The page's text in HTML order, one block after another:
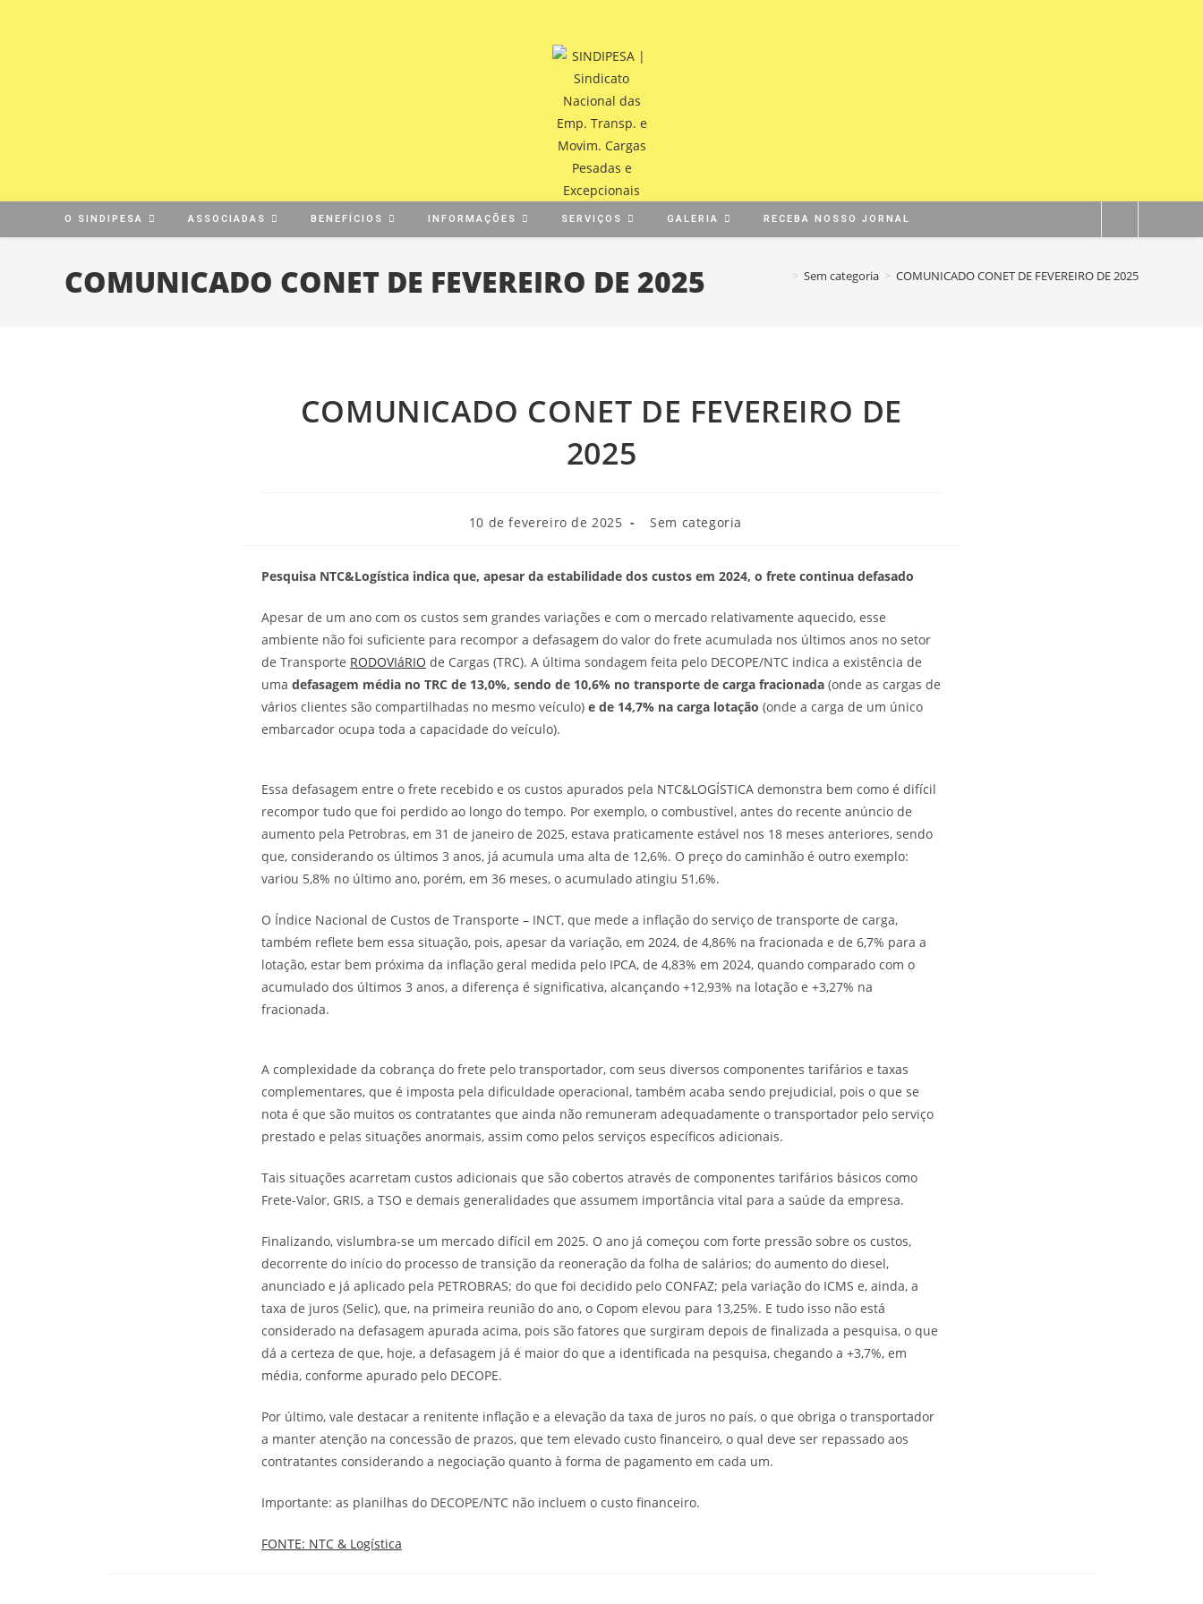
O SINDIPESA ASSOCIADAS BENEFÍCIOS INFORMAÇÕES SERVIÇOS GALERIA RECEBA NOSSO JORNAL
COMUNICADO CONET DE FEVEREIRO DE 2025 > Sem categoria > COMUNICADO CONET DE FEVEREIRO DE 2025
COMUNICADO CONET DE FEVEREIRO DE
2025
10 de fevereiro de 2025 Sem categoria
Pesquisa NTC&Logística indica que, apesar da estabilidade dos custos em 2024, o frete continua defasado
Apesar de um ano com os custos sem grandes variações e com o mercado relativamente aquecido, esse
ambiente não foi suficiente para recompor a defasagem do valor do frete acumulada nos últimos anos no setor
de Transporte RODOVIáRIO de Cargas (TRC). A última sondagem feita pelo DECOPE/NTC indica a existência de
uma defasagem média no TRC de 13,0%, sendo de 10,6% no transporte de carga fracionada (onde as cargas de
vários clientes são compartilhadas no mesmo veículo) e de 14,7% na carga lotação (onde a carga de um único
embarcador ocupa toda a capacidade do veículo).
Essa defasagem entre o frete recebido e os custos apurados pela NTC&LOGÍSTICA demonstra bem como é difícil
recompor tudo que foi perdido ao longo do tempo. Por exemplo, o combustível, antes do recente anúncio de
aumento pela Petrobras, em 31 de janeiro de 2025, estava praticamente estável nos 18 meses anteriores, sendo
que, considerando os últimos 3 anos, já acumula uma alta de 12,6%. O preço do caminhão é outro exemplo:
variou 5,8% no último ano, porém, em 36 meses, o acumulado atingiu 51,6%.
O Índice Nacional de Custos de Transporte – INCT, que mede a inflação do serviço de transporte de carga,
também reflete bem essa situação, pois, apesar da variação, em 2024, de 4,86% na fracionada e de 6,7% para a
lotação, estar bem próxima da inflação geral medida pelo IPCA, de 4,83% em 2024, quando comparado com o
acumulado dos últimos 3 anos, a diferença é significativa, alcançando +12,93% na lotação e +3,27% na
fracionada.
A complexidade da cobrança do frete pelo transportador, com seus diversos componentes tarifários e taxas
complementares, que é imposta pela dificuldade operacional, também acaba sendo prejudicial, pois o que se
nota é que são muitos os contratantes que ainda não remuneram adequadamente o transportador pelo serviço
prestado e pelas situações anormais, assim como pelos serviços específicos adicionais.
Tais situações acarretam custos adicionais que são cobertos através de componentes tarifários básicos como
Frete-Valor, GRIS, a TSO e demais generalidades que assumem importância vital para a saúde da empresa.
Finalizando, vislumbra-se um mercado difícil em 2025. O ano já começou com forte pressão sobre os custos,
decorrente do início do processo de transição da reoneração da folha de salários; do aumento do diesel,
anunciado e já aplicado pela PETROBRAS; do que foi decidido pelo CONFAZ; pela variação do ICMS e, ainda, a
taxa de juros (Selic), que, na primeira reunião do ano, o Copom elevou para 13,25%. E tudo isso não está
considerado na defasagem apurada acima, pois são fatores que surgiram depois de finalizada a pesquisa, o que
dá a certeza de que, hoje, a defasagem já é maior do que a identificada na pesquisa, chegando a +3,7%, em
média, conforme apurado pelo DECOPE.
Por último, vale destacar a renitente inflação e a elevação da taxa de juros no país, o que obriga o transportador
a manter atenção na concessão de prazos, que tem elevado custo financeiro, o qual deve ser repassado aos
contratantes considerando a negociação quanto à forma de pagamento em cada um.
Importante: as planilhas do DECOPE/NTC não incluem o custo financeiro.
FONTE: NTC & Logística